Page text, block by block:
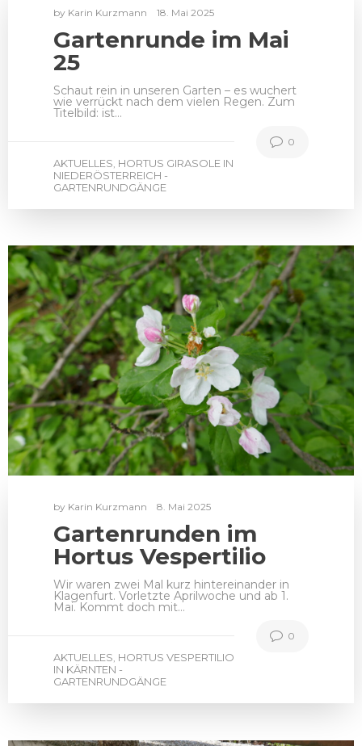
by Karin Kurzmann 18. Mai 2025
Gartenrunde im Mai
25
Schaut rein in unseren Garten – es wuchert
wie verrückt nach dem vielen Regen. Zum
Titelbild: ist…
AKTUELLES HORTUS GIRASOLE IN
NIEDERÖSTERREICH -
GARTENRUNDGÄNGE
0
by Karin Kurzmann 8. Mai 2025
Gartenrunden im
Hortus Vespertilio
Wir waren zwei Mal kurz hintereinander in
Klagenfurt. Vorletzte Aprilwoche und ab 1.
Mai. Kommt doch mit…
AKTUELLES, HORTUS VESPERTILIO
IN KÄRNTEN -
GARTENRUNDGÄNGE
0